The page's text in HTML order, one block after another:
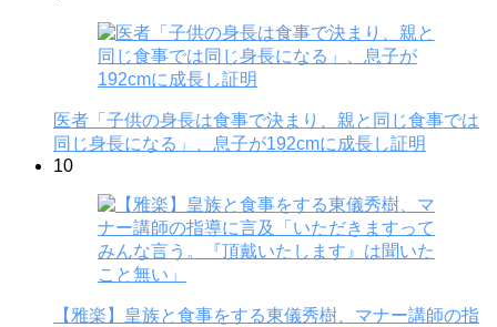
医者「子供の身長は食事で決まり、親と同じ食事では
同じ身長になる」、息子が192cmに成長し証明
10
【雅楽】皇族と食事をする東儀秀樹、マナー講師の指